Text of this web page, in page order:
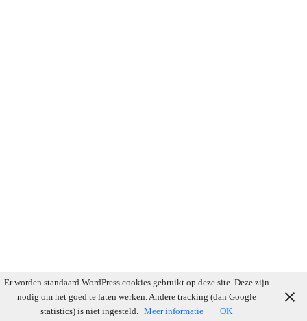
Er worden standaard WordPress cookies gebruikt op deze site. Deze zijn
nodig om het goed te laten werken. Andere tracking (dan Google
statistics) is niet ingesteld. Meer informatie OK